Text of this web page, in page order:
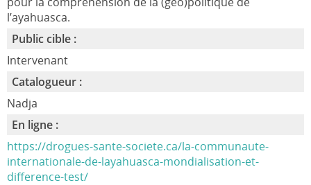
l’ayahuasca.
Public cible :
Intervenant
Catalogueur :
Nadja
En ligne :
https://drogues-sante-societe.ca/la-communaute-
internationale-de-layahuasca-mondialisation-et-
difference-test/